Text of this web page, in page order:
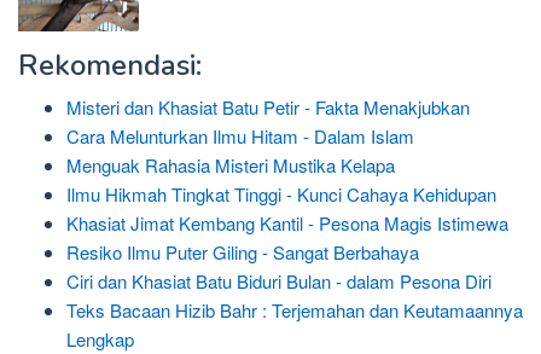
Rekomendasi:
Misteri dan Khasiat Batu Petir - Fakta Menakjubkan
Cara Melunturkan Ilmu Hitam - Dalam Islam
Menguak Rahasia Misteri Mustika Kelapa
Ilmu Hikmah Tingkat Tinggi - Kunci Cahaya Kehidupan
Khasiat Jimat Kembang Kantil - Pesona Magis Istimewa
Resiko Ilmu Puter Giling - Sangat Berbahaya
Ciri dan Khasiat Batu Biduri Bulan - dalam Pesona Diri
Teks Bacaan Hizib Bahr : Terjemahan dan Keutamaannya
Lengkap